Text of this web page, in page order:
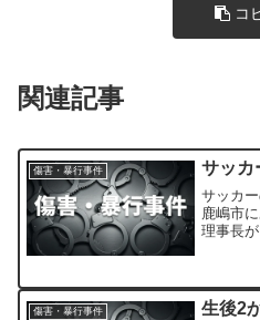
コ
関連記事
傷害・暴行事件 サッカ
サッカ
鹿嶋市
理事長
傷害・暴行事件
生後2